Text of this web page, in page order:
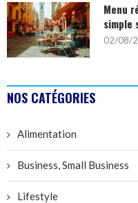
Menu
simple
02/08/
NOS CATÉGORIES
Alimentation
Business, Small Business
Lifestyle